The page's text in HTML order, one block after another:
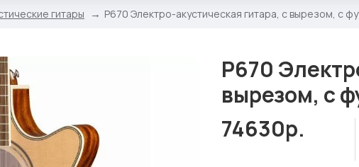
гитары P670 Электро-акустическая гитара, с вырезом, с
P670
вырезом, с
74630р.